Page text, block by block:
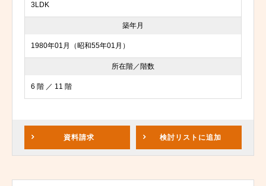
3LDK
築年月
1980年01月（昭和55年01月）
所在階／階数
6 階 ／ 11 階
資料請求 検討リスト に追加